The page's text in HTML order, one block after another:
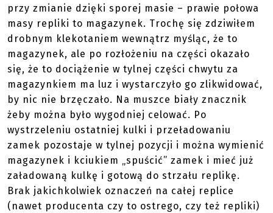
przy zmianie dzięki sporej masie – prawie połowa
masy repliki to magazynek. Trochę się zdziwiłem
drobnym klekotaniem wewnątrz myśląc, że to
magazynek, ale po rozłożeniu na części okazało
się, że to dociążenie w tylnej części chwytu za
magazynkiem ma luz i wystarczyło go zlikwidować,
by nic nie brzęczało. Na muszce biały znacznik
żeby można było wygodniej celować. Po
wystrzeleniu ostatniej kulki i przeładowaniu
zamek pozostaje w tylnej pozycji i można wymienić
magazynek i kciukiem „spuścić” zamek i mieć już
załadowaną kulkę i gotową do strzału replikę.
Brak jakichkolwiek oznaczeń na całej replice
(nawet producenta czy to ostrego, czy też repliki)